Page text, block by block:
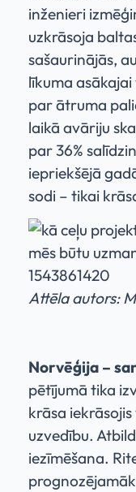
inženieri
uzkrāsoja
sašaurinājās,
līkuma
par ātruma
laikā avāriju
par 36%
iepriekšējā
sodi – tikai
Attēla autors:
Norvēģija –
pētījumā tika
krāsa
uzvedību.
iezīmēšana.